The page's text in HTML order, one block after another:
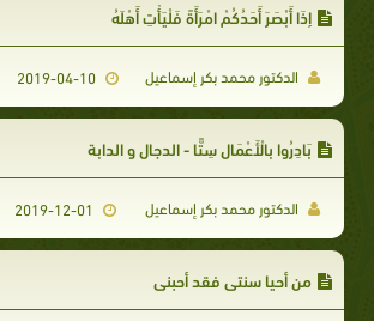
إِذَا أَبْصَرَ أَحَدُكُمْ امْرَأَةً فَلْيَأْتِ أَهْلَهُ
الدكتور محمد بكر إسماعيل 2019-04-10
بَادِرُوا بِالْأَعْمَالِ سِتًّا - الدجال و الدابة
الدكتور محمد بكر إسماعيل
من أحيا سنتي فقد أحبني